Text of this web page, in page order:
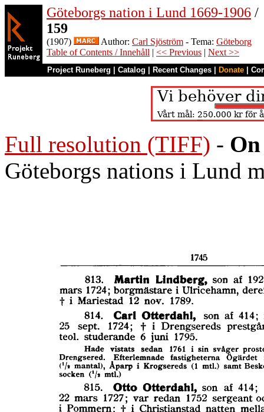
Göteborgs nation i Lund 1669-1906 /
159
(1907) Author: Carl Sjöström - Tema: Göteborg
Table of Contents / Innehåll | << Previous | Next >>
Project Runeberg Catalog Recent Changes Donate
Full resolution (TIFF) -
Göteborgs nations i Lund